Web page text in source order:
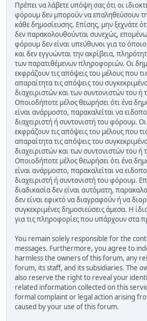
Πρέπει να λάβετε υπόψη σας ότι οι
φόρουμ δεν μπορούν να επαληθεύσουν
κάθε δημοσίευσης. Επίσης, μην ξεχνάτε
δεν παρακολουθούνται συνεχώς,
φόρουμ δεν είναι υπεύθυνοι για το
και δεν εγγυώνται την ακρίβεια,
των παρατιθέμενων πληροφοριών. Οι
εκφράζουν τις απόψεις του μέλους που
απαραίτητα τις απόψεις του
διαχειριστών και των συντονιστών του ή
Οποιοδήποτε μέλος θεωρήσει ότι ένα
είναι ανάρμοστο, παρακαλείται να
διαχειριστή ή συντονιστή του φόρουμ.
εκφράζουν τις απόψεις του μέλους που
απαραίτητα τις απόψεις του
διαχειριστών και των συντονιστών του ή
Οποιοδήποτε μέλος θεωρήσει ότι ένα
είναι ανάρμοστο, παρακαλείται να
διαχειριστή ή συντονιστή του φόρουμ.
διαδικασία δεν είναι αυτόματη,
δεν είναι εφικτό να διαγραφούν ή να
συγκεκριμένες δημοσιεύσεις άμεσα. Η
για τις πληροφορίες που υπάρχουν στα
You remain solely responsible for the
messages. Furthermore, you agree to
harmless the owners of this forum, any
forum, its staff, and its subsidiaries. The
also reserve the right to reveal your
related information collected on this
formal complaint or legal action arising
caused by your use of this forum.